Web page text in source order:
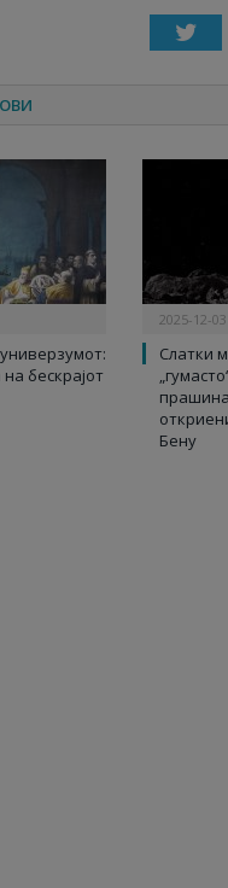
бескрајот
2025-12-03
Слатки
Бену